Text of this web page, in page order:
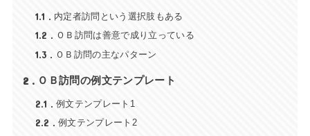
1.1 内定者訪問という選択肢もある
1.2 ＯＢ訪問は善意で成り立っている
1.3 ＯＢ訪問の主なパターン
2 ＯＢ訪問の例文テンプレート
2.1 例文テンプレート1
2.2 例文テンプレート2